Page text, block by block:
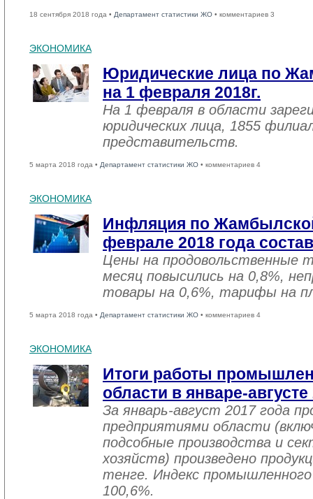
18 сентября 2018 года • Департамент статистики ЖО • комментариев 3
ЭКОНОМИКА
Юридические лица по
на 1 февраля 2018г.
На 1 февраля в области
юридических лица, 1855
представительств.
5 марта 2018 года • Департамент статистики ЖО • комментариев 4
ЭКОНОМИКА
Инфляция по
феврале 2018 года
Цены на продовольственные
месяц повысились на 0,8%,
товары на 0,6%, тарифы на
5 марта 2018 года • Департамент статистики ЖО • комментариев 4
ЭКОНОМИКА
Итоги работы
области в январе-августе
За январь-август 2017 года
предприятиями области
подсобные производства и
хозяйств) произведено
тенге. Индекс
100,6%.